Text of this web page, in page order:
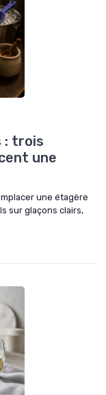
: trois
une
une étagère
sur glaçons clairs,